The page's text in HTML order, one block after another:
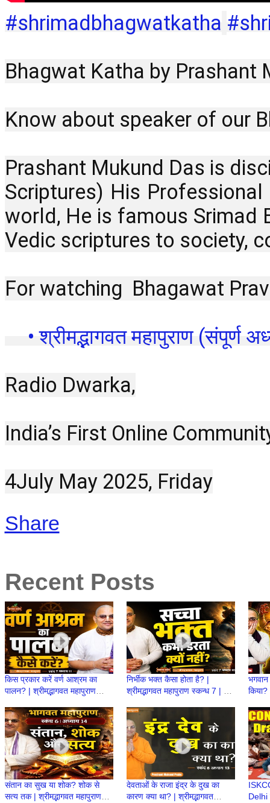
#shrimadbhagwatkatha
Bhagwat Katha by Prashant
Know about speaker of our
Prashant Mukund Das is
Scriptures) His
world, He is famous Srimad
Vedic scriptures to society,
For watching  Bhagawat
• श्रीमद्भागवत महापुराण (संपूर्ण
Radio Dwarka,
India’s First Online
4July May 2025, Friday
Share
Recent Posts
किस प्रकार करें वर्ण आश्रम का
पालन? | श्रीमद्भागवत महापुराण
Mukund Prabhu
निर्भीक भक्त कैसा होता है? |
श्रीमद्भागवत महापुराण स्कन्ध 7 | BP
Prabhu
किया?
संतान का सुख या शोक? शोक से
सत्य तक | श्रीमद्भागवत महापुराण
देवताओं के राजा इंद्र के दुख का
कारण क्या था? | श्रीमद्भागवत
Delhi